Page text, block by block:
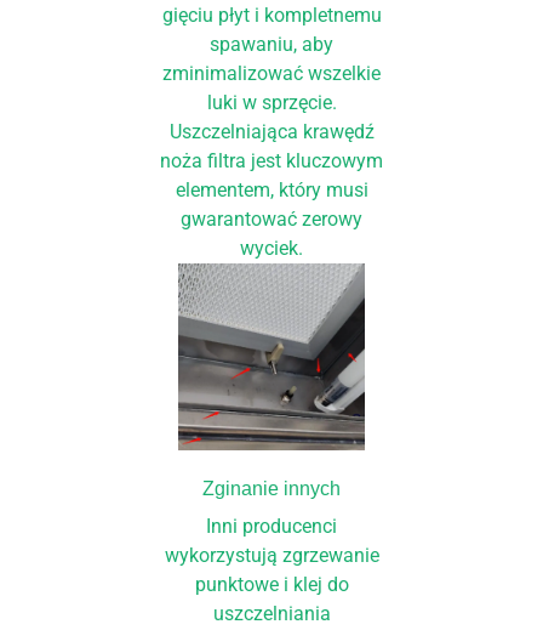
gięciu płyt i kompletnemu
spawaniu, aby
zminimalizować wszelkie
luki w sprzęcie.
Uszczelniająca krawędź
noża filtra jest kluczowym
elementem, który musi
gwarantować zerowy
wyciek.
Zginanie innych
Inni producenci
wykorzystują zgrzewanie
punktowe i klej do
uszczelniania